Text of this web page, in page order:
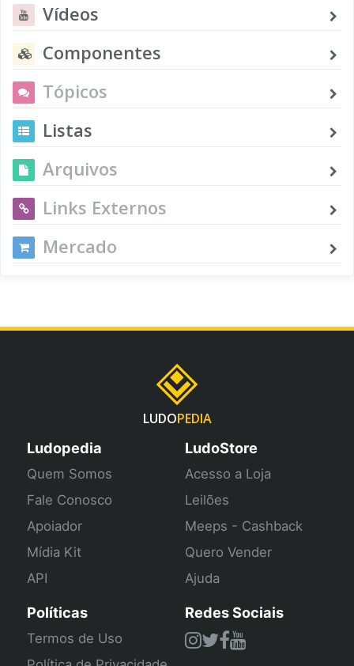
Vídeos
Componentes
Tópicos
Listas
Arquivos
Links Externos
Mercado
LUDOPEDIA
Ludopedia
Quem Somos
Fale Conosco
Apoiador
Mídia Kit
API
LudoStore
Acesso a Loja
Leilões
Meeps - Cashback
Quero Vender
Ajuda
Políticas
Termos de Uso
Redes Sociais